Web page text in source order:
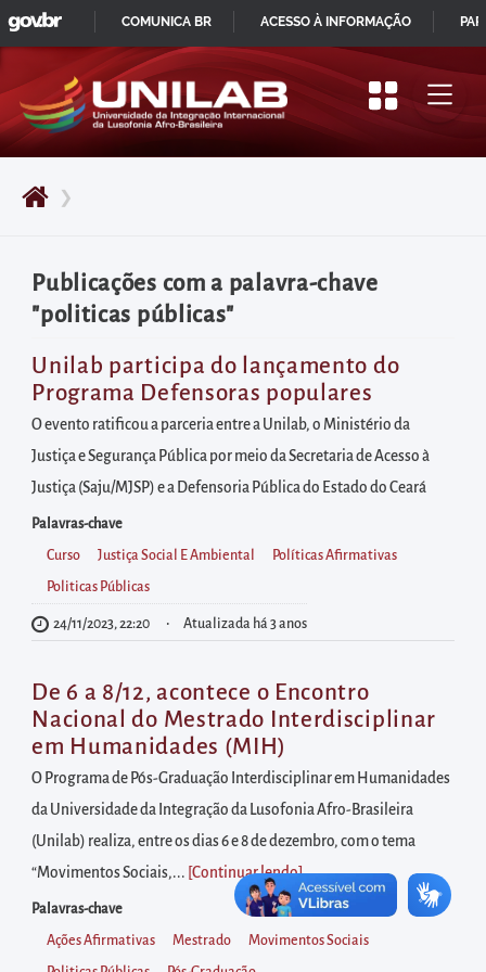
Pular
para
início
do
principal
Acessar
diretamente
o
menu
principal
Acessar
diretamente
à
área
para
realizar
buscas
Acessar
diretamente
as
informações
postas
no
❯
Publicações com a palavra-chave
"politicas públicas"
Unilab participa do lançamento do
Programa Defensoras populares
O evento ratificou a parceria entre a Unilab, o Ministério da
Justiça e Segurança Pública por meio da Secretaria de Acesso à
Justiça (Saju/MJSP) e a Defensoria Pública do Estado do Ceará
Palavras-chave
Curso Justiça Social E Ambiental Políticas Afirmativas
Politicas Públicas
24/11/2023, 22:20 Atualizada há 3 anos
De 6 a 8/12, acontece o Encontro
Nacional do Mestrado Interdisciplinar
em Humanidades (MIH)
O Programa de Pós-Graduação Interdisciplinar em Humanidades
da Universidade da Integração da Lusofonia Afro-Brasileira
(Unilab) realiza, entre os dias 6 e 8 de dezembro, com o tema
“Movimentos Sociais,... [Continuar lendo]
Palavras-chave
Ações Afirmativas Mestrado Movimentos Sociais
IR
PARA
CONTEÚDO
GOVBR
COMUNICA BR ACESSO À INFORMAÇÃO